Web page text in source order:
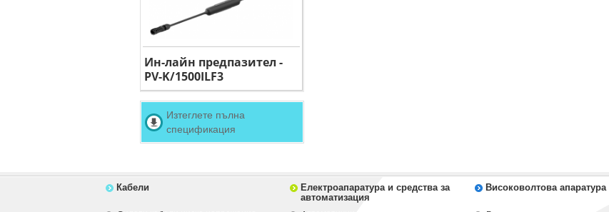
Ин-лайн предпазител -
PV-K/1500ILF3
Изтеглете пълна
спецификация
Кабели
Електроапаратура и средства за
автоматизация
Високоволтова апаратура